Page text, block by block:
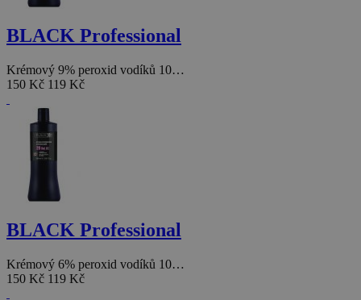
BLACK Professional
Krémový 9% peroxid vodíků 10…
150 Kč 119 Kč
BLACK Professional
Krémový 6% peroxid vodíků 10…
150 Kč 119 Kč